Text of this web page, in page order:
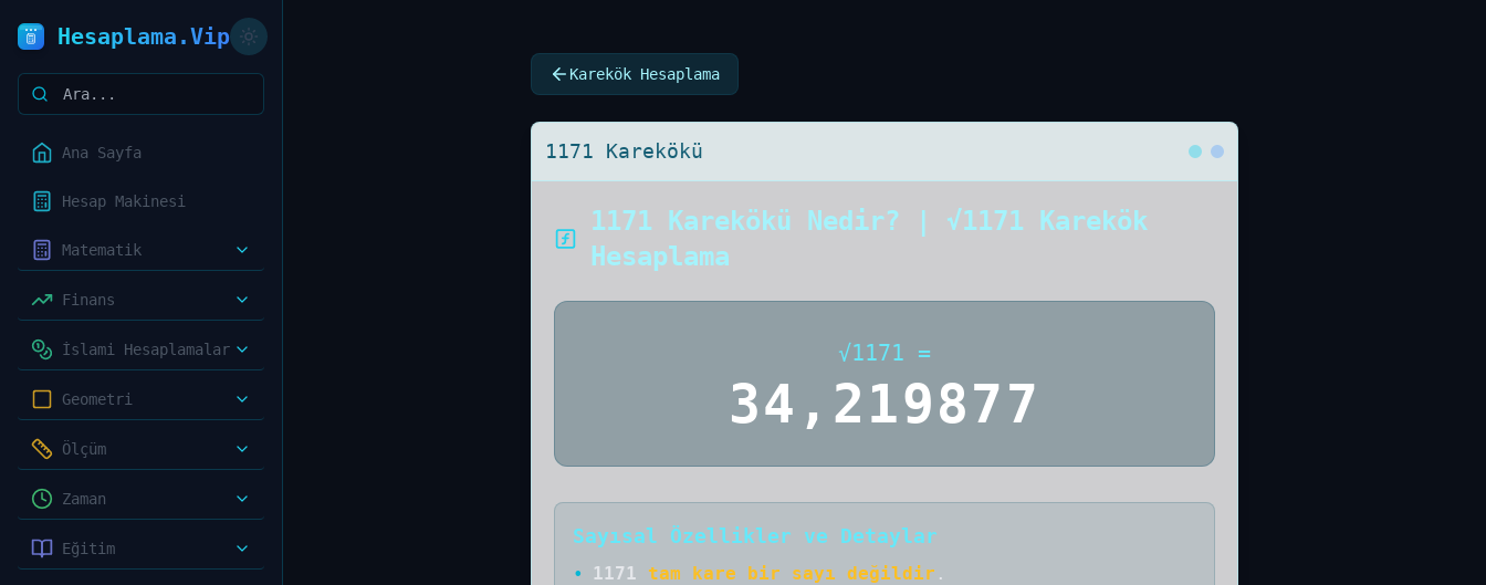
Hesaplama.Vip
Ana Sayfa
Hesap Makinesi
Matematik
Finans
İslami Hesaplamalar
Geometri
Ölçüm
Zaman
Eğitim
Karekök Hesaplama
1171 Karekökü
1171 Karekökü Nedir? | √1171 Karekök
Hesaplama
√1171 =
34,219877
Sayısal Özellikler ve Detaylar
• 1171 tam kare bir sayı değildir .